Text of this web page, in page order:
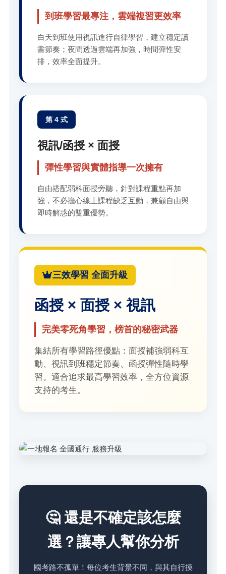
到班學習最專注，雲端複習更效率
白天到班使用視訊進行自律學習，建立穩定讀
書節奏；夜間透過雲端再加強，時間彈性安
排，效率全面提升。
第 4 式
視訊/函授 × 面授
彈性學習與實體指導一次擁有
自由搭配弱科面授旁聽，針對課程重點再加
強，不必擔心線上課程缺乏互動，兼顧自由與
即時解惑的雙重優勢。
三效學習 全面升級
函授 × 面授 × 視訊
完美零死角學習，榜首的秘密武器
集結所有學習路徑優點：面授補強弱科互
動、視訊到班穩定節奏、函授彈性隨時學
習。適合追求最高學習效率，全方位資源
支持的考生。
🤔 還是不確定該怎麼
選？讓專人幫你分析
國考路不孤單！每位考生背景不同，與其自行摸